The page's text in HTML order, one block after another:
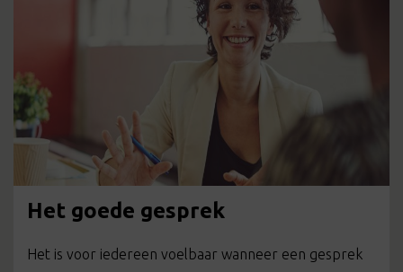
Het goede gesprek
Het is voor iedereen voelbaar wanneer een gesprek